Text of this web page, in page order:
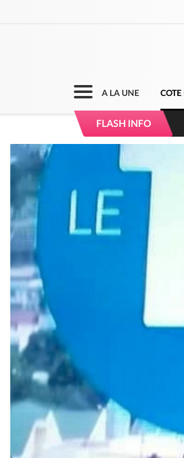
A LA UNE
FLASH INFO